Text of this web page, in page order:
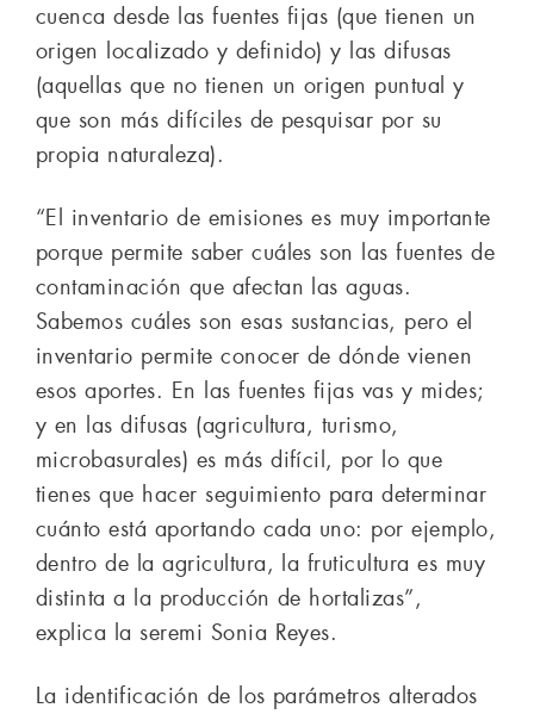
cuenca desde las fuentes fijas (que tienen un
origen localizado y definido) y las difusas
(aquellas que no tienen un origen puntual y
que son más difíciles de pesquisar por su
propia naturaleza).
“El inventario de emisiones es muy importante
porque permite saber cuáles son las fuentes de
contaminación que afectan las aguas.
Sabemos cuáles son esas sustancias, pero el
inventario permite conocer de dónde vienen
esos aportes. En las fuentes fijas vas y mides;
y en las difusas (agricultura, turismo,
microbasurales) es más difícil, por lo que
tienes que hacer seguimiento para determinar
cuánto está aportando cada uno: por ejemplo,
dentro de la agricultura, la fruticultura es muy
distinta a la producción de hortalizas”,
explica la seremi Sonia Reyes.
La identificación de los parámetros alterados